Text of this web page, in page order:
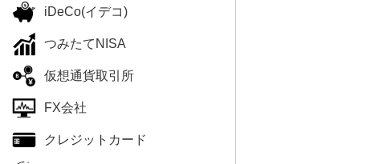
iDeCo(イデコ)
つみたてNISA
仮想通貨取引所
FX会社
クレジットカード